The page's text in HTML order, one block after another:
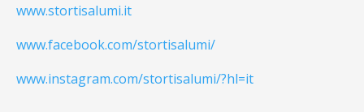
www.stortisalumi.it
www.facebook.com/stortisalumi/
www.instagram.com/stortisalumi/?hl=it